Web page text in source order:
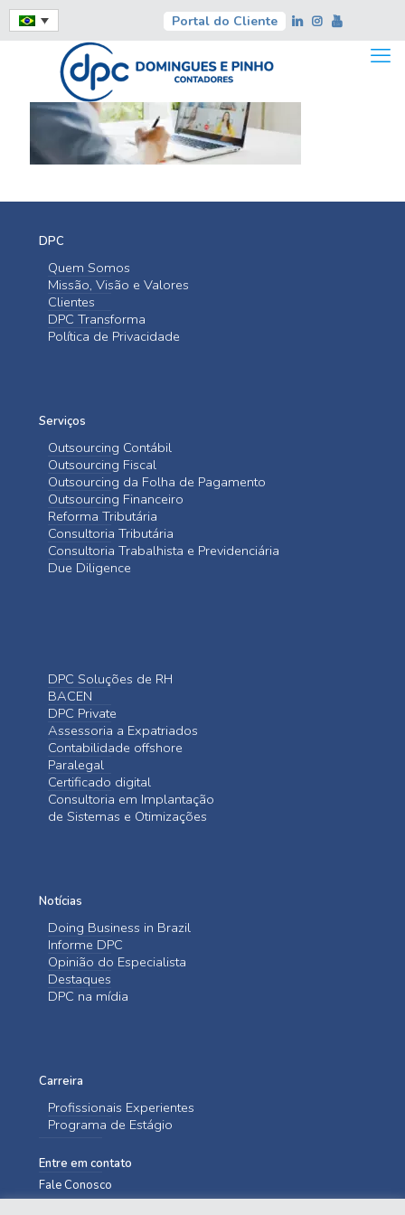
Portal do Cliente
DPC
Quem Somos
Missão, Visão e Valores
Clientes
DPC Transforma
Política de Privacidade
Serviços
Outsourcing Contábil
Outsourcing Fiscal
Outsourcing da Folha de Pagamento
Outsourcing Financeiro
Reforma Tributária
Consultoria Tributária
Consultoria Trabalhista e Previdenciária
Due Diligence
DPC Soluções de RH
BACEN
DPC Private
Assessoria a Expatriados
Contabilidade offshore
Paralegal
Certificado digital
Consultoria em Implantação
de Sistemas e Otimizações
Notícias
Doing Business in Brazil
Informe DPC
Opinião do Especialista
Destaques
DPC na mídia
Carreira
Profissionais Experientes
Programa de Estágio
Entre em contato
Fale Conosco